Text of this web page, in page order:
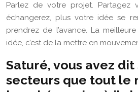
Parlez de votre projet. Partagez
échangerez, plus votre idée se
prendrez de l’avance. La
idée, c’est de la mettre en
Saturé, vous avez dit
secteurs que tout le